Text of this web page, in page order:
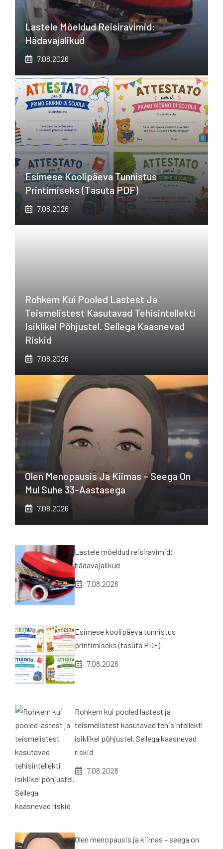
Lastele Mõeldud Reisiravimid:
Hädavajalikud
7.08.2026
Esimese Koolipäeva Tunnistus
Printimiseks (tasuta PDF)
7.08.2026
Rohkem Kui Pooled Lastest Ja
Teismelistest Kasutavad Tehisintellekti
Isiklikel Põhjustel. Sellega Kaasnevad
Riskid
7.08.2026
Olen Menopausis Ja Kiimas – Seega On
Mul Suhe 33-Aastasega
7.08.2026
Lastele mõeldud reisiravimid:
hädavajalikud
7.08.2026
Esimese koolipäeva tunnistus
printimiseks (tasuta PDF)
7.08.2026
Rohkem kui pooled lastest ja
teismelistest kasutavad tehisintellekti
isiklikel põhjustel. Sellega kaasnevad
riskid
7.08.2026
Olen menopausis ja kiimas – seega on